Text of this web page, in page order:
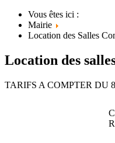
Vous êtes ici :
Mairie
Location des Salles
Location des
TARIFS A COMPTER DU